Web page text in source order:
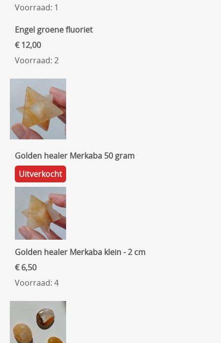
Voorraad: 1
Engel groene fluoriet
€ 12,00
Voorraad: 2
Golden healer Merkaba 50 gram
Uitverkocht
Golden healer Merkaba klein - 2 cm
€ 6,50
Voorraad: 4